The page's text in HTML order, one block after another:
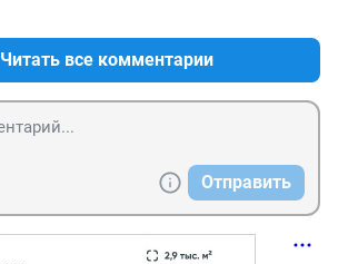
Читать все комментарии
Отправить